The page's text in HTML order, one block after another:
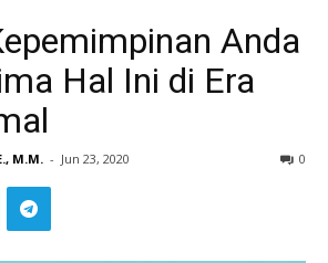
Anda
Hal Ini di Era
M.M. - Jun 23, 2020 0